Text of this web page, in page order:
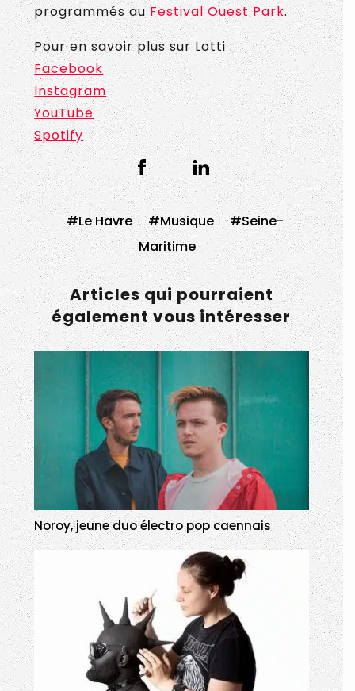
programmés auFestival Ouest Park.
Pour en savoir plus sur Lotti :
Facebook
Instagram
YouTube
Spotify
Le Havre Musique
Seine-
Maritime
Articles qui pourraient
également vous intéresser
Noroy, jeune duo électro pop caennais